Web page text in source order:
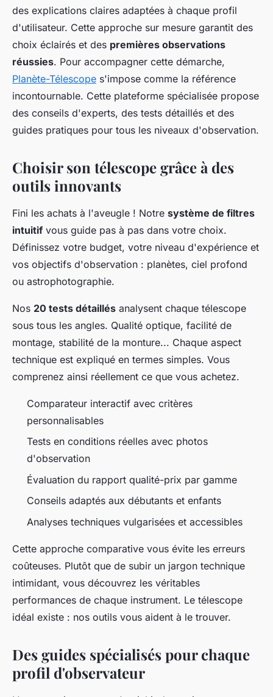
des explications claires adaptées à chaque profil
d'utilisateur. Cette approche sur mesure garantit des
choix éclairés et des premières observations
réussies. Pour accompagner cette démarche,
Planète-Télescope s'impose comme la référence
incontournable. Cette plateforme spécialisée propose
des conseils d'experts, des tests détaillés et des
guides pratiques pour tous les niveaux d'observation.
Choisir son télescope grâce à des
outils innovants
Fini les achats à l'aveugle ! Notre système de filtres
intuitif vous guide pas à pas dans votre choix.
Définissez votre budget, votre niveau d'expérience et
vos objectifs d'observation : planètes, ciel profond
ou astrophotographie.
Nos 20 tests détaillés analysent chaque télescope
sous tous les angles. Qualité optique, facilité de
montage, stabilité de la monture... Chaque aspect
technique est expliqué en termes simples. Vous
comprenez ainsi réellement ce que vous achetez.
Comparateur interactif avec critères
personnalisables
Tests en conditions réelles avec photos
d'observation
Évaluation du rapport qualité-prix par gamme
Conseils adaptés aux débutants et enfants
Analyses techniques vulgarisées et accessibles
Cette approche comparative vous évite les erreurs
coûteuses. Plutôt que de subir un jargon technique
intimidant, vous découvrez les véritables
performances de chaque instrument. Le télescope
idéal existe : nos outils vous aident à le trouver.
Des guides spécialisés pour chaque
profil d'observateur